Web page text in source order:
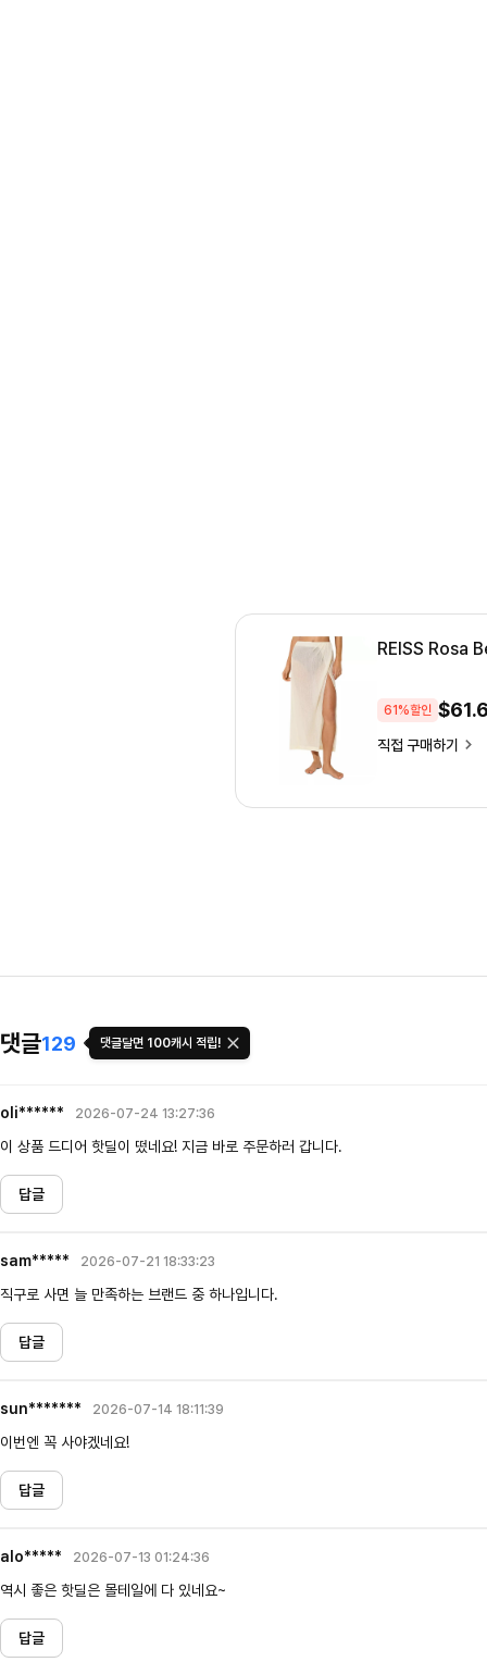
REISS Rosa
61%할인 $
직접 구매하기
댓글129 댓글달면 100캐시 적립!
oli****** 2026-07-24 13:27:36
이 상품 드디어 핫딜이 떴네요! 지금 바로 주문하러 갑니다.
답글
sam***** 2026-07-21 18:33:23
직구로 사면 늘 만족하는 브랜드 중 하나입니다.
답글
sun******* 2026-07-14 18:11:39
이번엔 꼭 사야겠네요!
답글
alo***** 2026-07-13 01:24:36
역시 좋은 핫딜은 몰테일에 다 있네요~
답글